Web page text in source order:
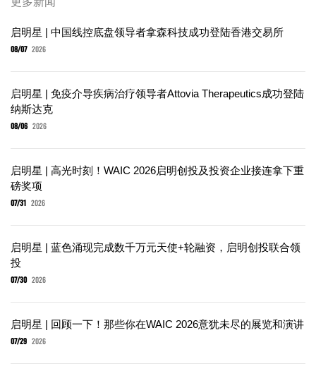
启明星 | 中国线控底盘领导者拿森科技成功登陆香港交易所
08/07 2026
启明星 | 免疫介导疾病治疗领导者Attovia Therapeutics成功登陆
纳斯达克
08/06 2026
启明星 | 高光时刻！WAIC 2026启明创投及投资企业接连拿下重
磅奖项
07/31 2026
启明星 | 蓝色涌现完成数千万元天使+轮融资，启明创投联合领
投
07/30 2026
启明星 | 回顾一下！那些你在WAIC 2026意犹未尽的展览和演讲
07/29 2026